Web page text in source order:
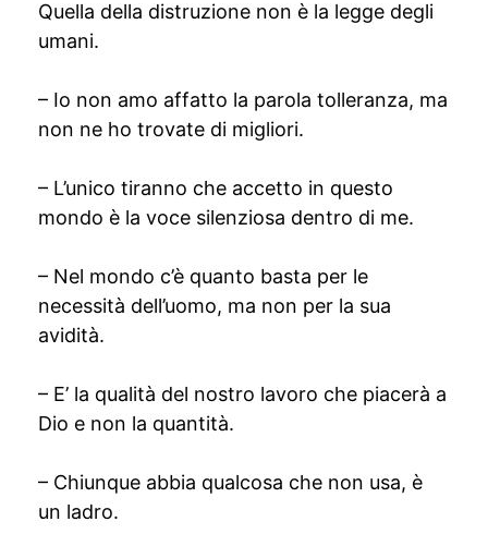
Quella della distruzione non è la legge degli
umani.
– Io non amo affatto la parola tolleranza, ma
non ne ho trovate di migliori.
– L’unico tiranno che accetto in questo
mondo è la voce silenziosa dentro di me.
– Nel mondo c’è quanto basta per le
necessità dell’uomo, ma non per la sua
avidità.
– E’ la qualità del nostro lavoro che piacerà a
Dio e non la quantità.
– Chiunque abbia qualcosa che non usa, è
un ladro.